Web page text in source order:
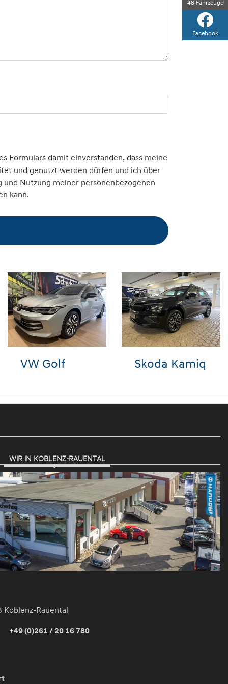
Formulars damit einverstanden, dass meine
und genutzt werden dürfen und ich über
Nutzung meiner personenbezogenen
kann.
Seat Arona VW T-Roc
WIR IN KOBLENZ-RAUENTAL
Koblenz-Rauental
+49 (0)261 / 20 16 780
48Fahrzeuge
Facebook